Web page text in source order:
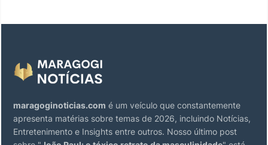
maragoginoticias.com é um veículo que constantemente
apresenta matérias sobre temas de 2026, incluindo Notícias,
Entretenimento e Insights entre outros. Nosso último post